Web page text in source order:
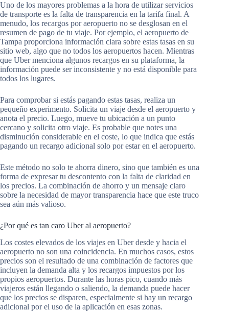
Uno de los mayores problemas a la hora de utilizar servicios
de transporte es la falta de transparencia en la tarifa final. A
menudo, los recargos por aeropuerto no se desglosan en el
resumen de pago de tu viaje. Por ejemplo, el aeropuerto de
Tampa proporciona información clara sobre estas tasas en su
sitio web, algo que no todos los aeropuertos hacen. Mientras
que Uber menciona algunos recargos en su plataforma, la
información puede ser inconsistente y no está disponible para
todos los lugares.
Para comprobar si estás pagando estas tasas, realiza un
pequeño experimento. Solicita un viaje desde el aeropuerto y
anota el precio. Luego, mueve tu ubicación a un punto
cercano y solicita otro viaje. Es probable que notes una
disminución considerable en el coste, lo que indica que estás
pagando un recargo adicional solo por estar en el aeropuerto.
Este método no solo te ahorra dinero, sino que también es una
forma de expresar tu descontento con la falta de claridad en
los precios. La combinación de ahorro y un mensaje claro
sobre la necesidad de mayor transparencia hace que este truco
sea aún más valioso.
¿Por qué es tan caro Uber al aeropuerto?
Los costes elevados de los viajes en Uber desde y hacia el
aeropuerto no son una coincidencia. En muchos casos, estos
precios son el resultado de una combinación de factores que
incluyen la demanda alta y los recargos impuestos por los
propios aeropuertos. Durante las horas pico, cuando más
viajeros están llegando o saliendo, la demanda puede hacer
que los precios se disparen, especialmente si hay un recargo
adicional por el uso de la aplicación en esas zonas.